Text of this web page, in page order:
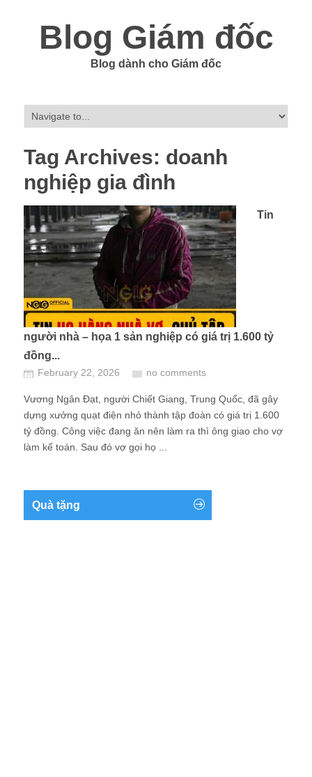
Blog Giám đốc
Blog dành cho Giám đốc
Tag Archives: doanh
nghiệp gia đình
Tin
người nhà – họa 1 sản nghiệp có giá trị 1.600 tỷ
đồng...
February 22, 2026 no comments
Vương Ngân Đạt, người Chiết Giang, Trung Quốc, đã gây
dựng xưởng quạt điện nhỏ thành tập đoàn có giá trị 1.600
tỷ đồng. Công việc đang ăn nên làm ra thì ông giao cho vợ
làm kế toán. Sau đó vợ gọi họ ...
Quà tặng